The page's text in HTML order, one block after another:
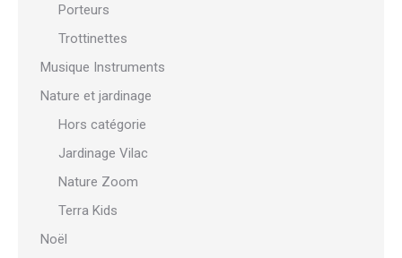
Porteurs
Trottinettes
Musique Instruments
Nature et jardinage
Hors catégorie
Jardinage Vilac
Nature Zoom
Terra Kids
Noël